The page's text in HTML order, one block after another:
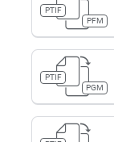
PTIF
PFM
PTIF
PGM